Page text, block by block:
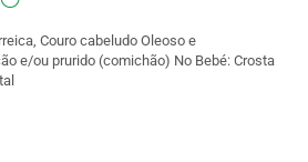
Couro cabeludo Oleoso e
e/ou prurido (comichão) No Bebé: Crosta